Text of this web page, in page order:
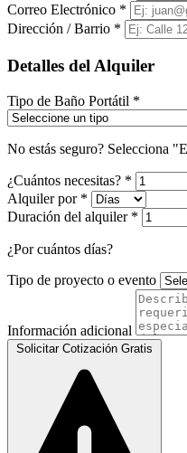
Correo Electrónico *
Dirección / Barrio *
Detalles del Alquiler
Tipo de Baño Portátil *
No estás seguro? Selecciona
¿Cuántos necesitas? *
Alquiler por *
Duración del alquiler *
¿Por cuántos días?
Tipo de proyecto o evento
Información adicional
Solicitar Cotización Gratis